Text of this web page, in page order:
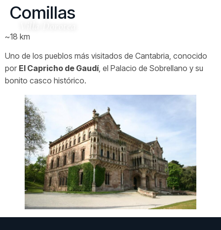
Comillas
~18 km
Uno de los pueblos más visitados de Cantabria, conocido
por El Capricho de Gaudí, el Palacio de Sobrellano y su
bonito casco histórico.